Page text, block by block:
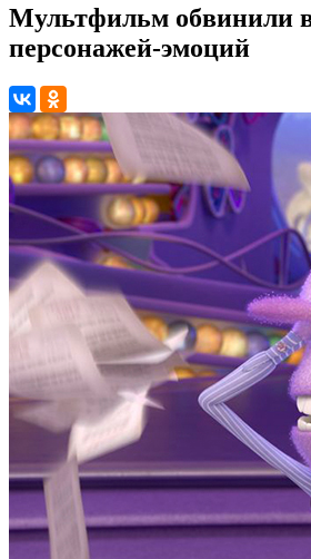
Мультфильм обвинили
персонажей-эмоций